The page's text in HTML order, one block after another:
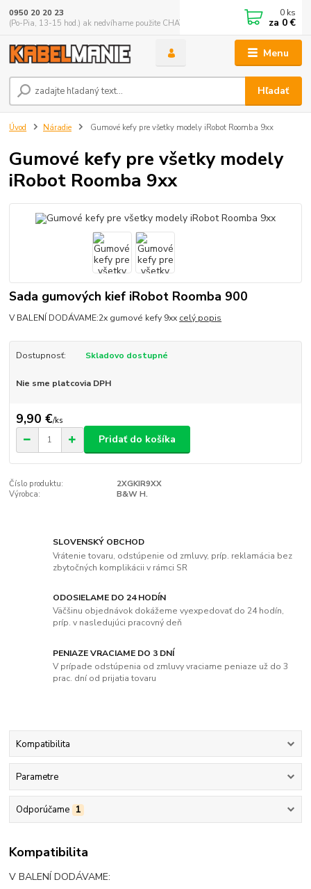
Menu
Hľadať
0950 20 20 23
(Po-Pia, 13-15 hod.) ak nedvíhame použite CHATBOX
0 ks
za 0 €
Úvod Náradie Gumové kefy pre všetky modely iRobot Roomba 9xx
Gumové kefy pre všetky modely
iRobot Roomba 9xx
Sada gumových kief iRobot Roomba 900
V BALENÍ DODÁVAME:2x gumové kefy 9xx celý popis
Dostupnosť: Skladovo dostupné
Nie sme platcovia DPH
9,90 €/ks
Pridať do košíka
Číslo produktu:
2XGKIR9XX
Výrobca:
B&W H.
SLOVENSKÝ OBCHOD
Vrátenie tovaru, odstúpenie od zmluvy, príp. reklamácia bez
zbytočných komplikácii v rámci SR
ODOSIELAME DO 24 HODÍN
Väčšinu objednávok dokážeme vyexpedovať do 24 hodín,
príp. v nasledujúci pracovný deň
PENIAZE VRACIAME DO 3 DNÍ
V prípade odstúpenia od zmluvy vraciame peniaze už do 3
prac. dní od prijatia tovaru
Kompatibilita
Parametre
Odporúčame 1
Kompatibilita
V BALENÍ DODÁVAME: